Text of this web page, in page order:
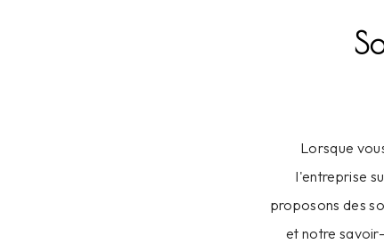
Lorsque
l'entreprise
proposons des
et notre